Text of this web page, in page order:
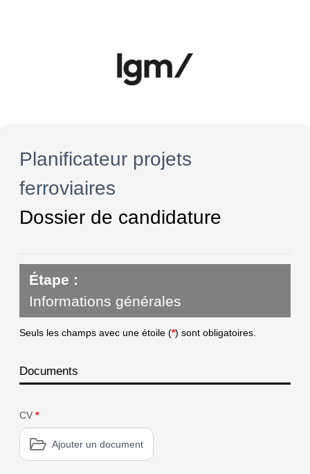
Planificateur projets
ferroviaires
Dossier de candidature
Étape :
Informations générales
Seuls les champs avec une étoile (*) sont obligatoires.
Documents
CV *
Ajouter un document